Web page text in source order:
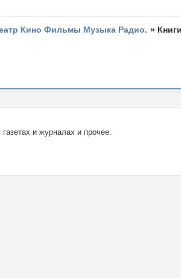
Кино Фильмы Музыка Радио. »
и журналах и прочее.